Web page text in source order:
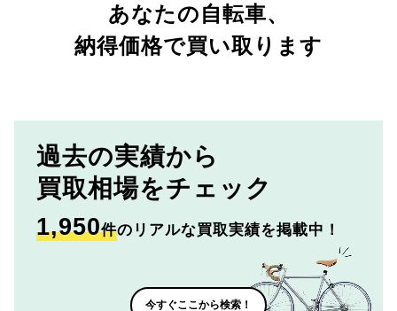
あなたの自転車、
納得価格で買い取ります
過去の実績から
買取相場をチェック
1,950件のリアルな買取実績を掲載中！
今すぐここから検索！